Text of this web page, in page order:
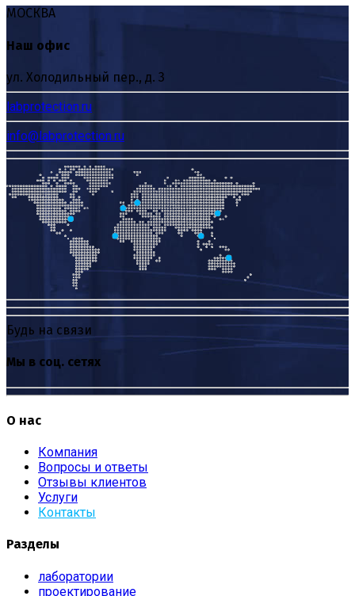
МОСКВА
Наш офис
ул. Холодильный пер., д. 3
labprotection.ru
info@labprotection.ru
Будь на связи
Мы в соц. сетях
О нас
Компания
Вопросы и ответы
Отзывы клиентов
Услуги
Контакты
Разделы
лаборатории
проектирование